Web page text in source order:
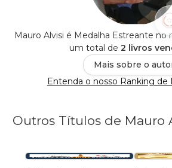
Mauro Alvisi é Medalha Estreante no
um total de 2 livros
Mais sobre o
Entenda o nosso Ranking de
Outros Títulos de Mauro